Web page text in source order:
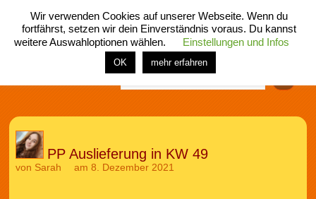
menü
home rubrik buch comic spiel fotos shop
PP Auslieferung in KW 49
von Sarah am 8. Dezember 2021
Wir verwenden Cookies auf unserer Webseite. Wenn du
fortfährst, setzen wir dein Einverständnis voraus. Du kannst
weitere Auswahloptionen wählen.
Einstellungen und Infos
OK mehr erfahren